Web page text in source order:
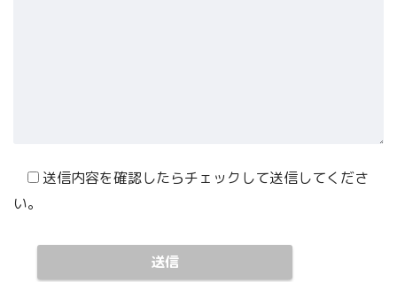
送信内容を確認したらチェックして送信してくださ
い。